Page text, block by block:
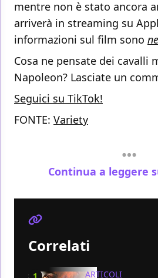
mentre non è stato ancora
arriverà in streaming su
informazioni sul film sono
Cosa ne pensate dei cavalli
Napoleon? Lasciate un
Seguici su TikTok!
FONTE: Variety
Continua a leggere
Correlati
ARTICOLI